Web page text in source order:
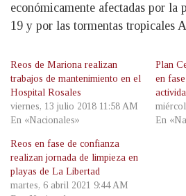
económicamente afectadas por
19 y por las tormentas tropicales
Reos de Mariona realizan
trabajos de mantenimiento en el
Hospital Rosales
viernes, 13 julio 2018 11:58 AM
En «Nacionales»
Plan
en
En
Reos en fase de confianza
realizan jornada de limpieza en
playas de La Libertad
martes, 6 abril 2021 9:44 AM